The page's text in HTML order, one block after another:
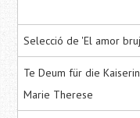
Selecció de 'El amor
Te Deum für die Kaiserin
Marie Therese